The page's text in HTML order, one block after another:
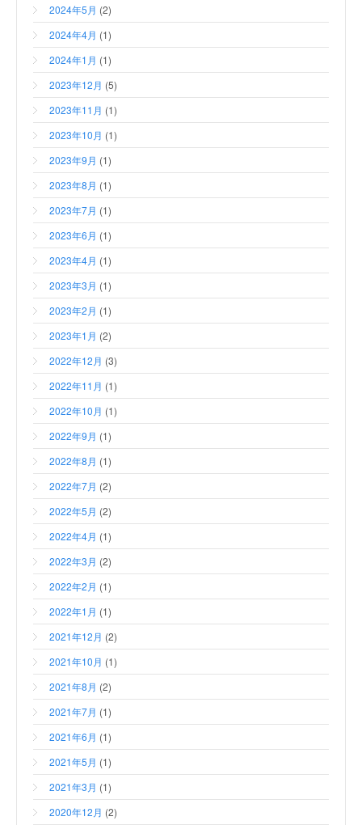
2024年5月 (2)
2024年4月 (1)
2024年1月 (1)
2023年12月 (5)
2023年11月 (1)
2023年10月 (1)
2023年9月 (1)
2023年8月 (1)
2023年7月 (1)
2023年6月 (1)
2023年4月 (1)
2023年3月 (1)
2023年2月 (1)
2023年1月 (2)
2022年12月 (3)
2022年11月 (1)
2022年10月 (1)
2022年9月 (1)
2022年8月 (1)
2022年7月 (2)
2022年5月 (2)
2022年4月 (1)
2022年3月 (2)
2022年2月 (1)
2022年1月 (1)
2021年12月 (2)
2021年10月 (1)
2021年8月 (2)
2021年7月 (1)
2021年6月 (1)
2021年5月 (1)
2021年3月 (1)
2020年12月 (2)